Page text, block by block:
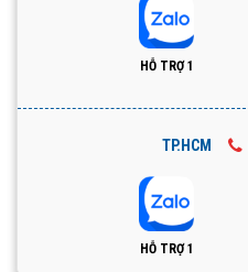
HỖ TRỢ 1
TP.HCM
HỖ TRỢ 1